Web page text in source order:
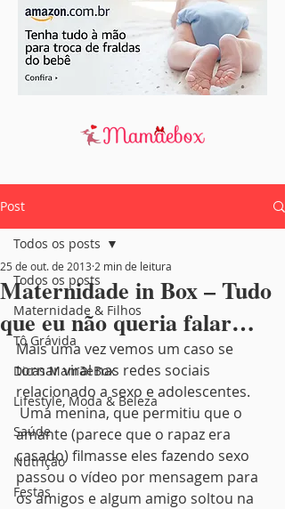
Post
Todos os posts
Maternidade & Filhos
Tô Grávida
Dicas MamãeBox
Lifestyle, Moda & Beleza
Saúde
Nutrição
Festas
Todos os posts
Maternidade in Box – Tudo
que eu não queria falar…
25 de out. de 2013 2 min de leitura
Mais uma vez vemos um caso se
tornar viral nas redes sociais
relacionado a sexo e adolescentes.
Uma menina, que permitiu que o
amante (parece que o rapaz era
casado) filmasse eles fazendo sexo
passou o vídeo por mensagem para
os amigos e algum amigo soltou na